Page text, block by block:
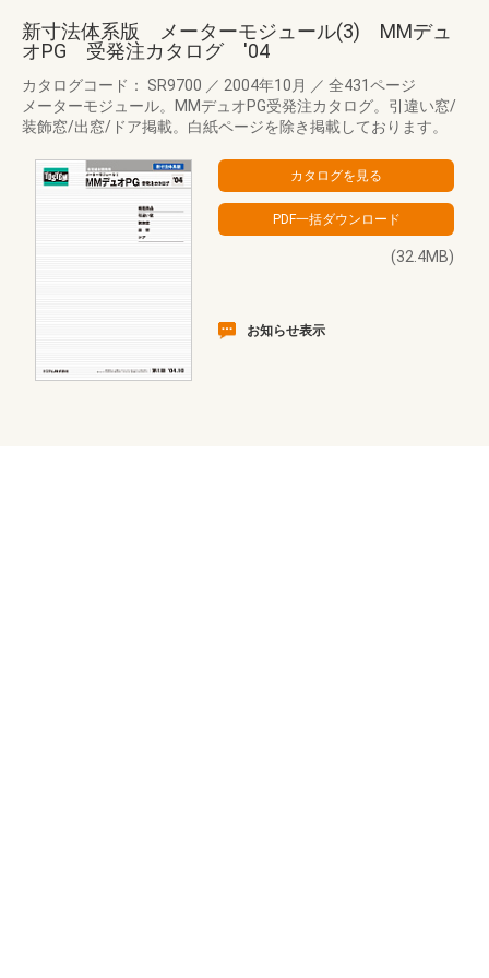
新寸法体系版 メーターモジュール(3) MMデュ
オPG 受発注カタログ '04
カタログコード： SR9700 ／ 2004年10月 ／ 全431ページ
メーターモジュール。MMデュオPG受発注カタログ。引違い窓/
装飾窓/出窓/ドア掲載。白紙ページを除き掲載しております。
(32.4MB)
お知らせ表示